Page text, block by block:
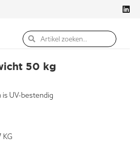
50 kg
UV-bestendig
KG